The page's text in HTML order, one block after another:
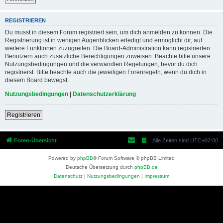
REGISTRIEREN
Du musst in diesem Forum registriert sein, um dich anmelden zu können. Die
Registrierung ist in wenigen Augenblicken erledigt und ermöglicht dir, auf
weitere Funktionen zuzugreifen. Die Board-Administration kann registrierten
Benutzern auch zusätzliche Berechtigungen zuweisen. Beachte bitte unsere
Nutzungsbedingungen und die verwandten Regelungen, bevor du dich
registrierst. Bitte beachte auch die jeweiligen Forenregeln, wenn du dich in
diesem Board bewegst.
Nutzungsbedingungen | Datenschutzerklärung
Registrieren
Foren-Übersicht Alle Zeiten sind UTC+02:00
Powered by phpBB® Forum Software © phpBB Limited
Deutsche Übersetzung durch phpBB.de
Datenschutz | Nutzungsbedingungen | Impressum